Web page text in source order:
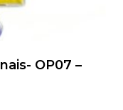
OP07 –